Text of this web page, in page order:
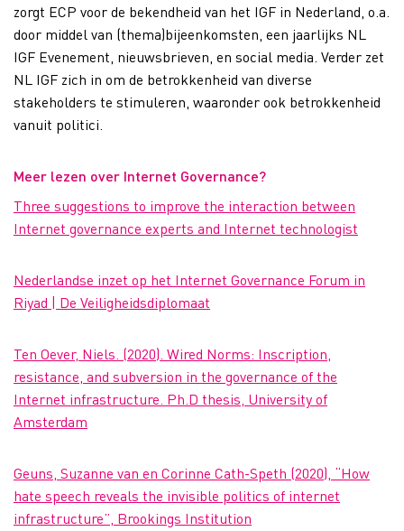
zorgt ECP voor de bekendheid van het IGF in Nederland, o.a.
door middel van (thema)bijeenkomsten, een jaarlijks NL
IGF Evenement, nieuwsbrieven, en social media. Verder zet
NL IGF zich in om de betrokkenheid van diverse
stakeholders te stimuleren, waaronder ook betrokkenheid
vanuit politici.
Meer lezen over Internet Governance?
Three suggestions to improve the interaction between
Internet governance experts and Internet technologist
Nederlandse inzet op het Internet Governance Forum in
Riyad | De Veiligheidsdiplomaat
Ten Oever, Niels. (2020). Wired Norms: Inscription,
resistance, and subversion in the governance of the
Internet infrastructure. Ph.D thesis, University of
Amsterdam
Geuns, Suzanne van en Corinne Cath-Speth (2020), “How
hate speech reveals the invisible politics of internet
infrastructure”, Brookings Institution